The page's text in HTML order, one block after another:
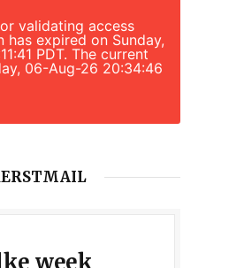
validating access
has expired on Sunday,
PDT. The current
06-Aug-26 20:34:46